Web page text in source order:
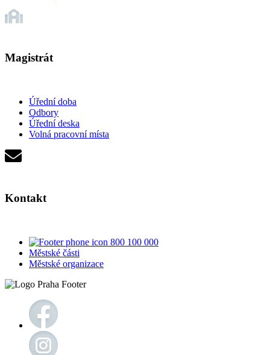
Magistrát
Úřední doba
Odbory
Úřední deska
Volná pracovní místa
Kontakt
800 100 000
Městské části
Městské organizace